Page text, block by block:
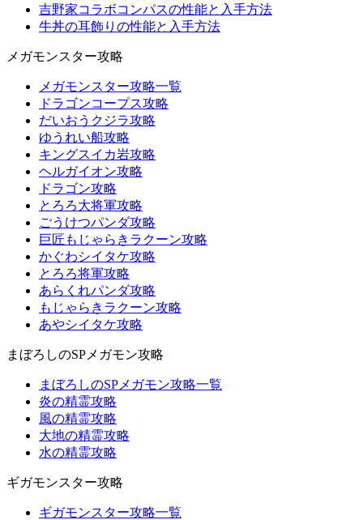
吉野家コラボコンパスの性能と入手方法
牛丼の耳飾りの性能と入手方法
メガモンスター攻略
メガモンスター攻略一覧
ドラゴンコープス攻略
だいおうクジラ攻略
ゆうれい船攻略
キングスイカ岩攻略
ヘルガイオン攻略
ドラゴン攻略
とろろ大将軍攻略
ごうけつパンダ攻略
巨匠もじゃらきラクーン攻略
かぐわシイタケ攻略
とろろ将軍攻略
あらくれパンダ攻略
もじゃらきラクーン攻略
あやシイタケ攻略
まぼろしのSPメガモン攻略
まぼろしのSPメガモン攻略一覧
炎の精霊攻略
風の精霊攻略
大地の精霊攻略
水の精霊攻略
ギガモンスター攻略
ギガモンスター攻略一覧